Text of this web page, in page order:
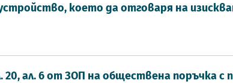
което да отговаря на
20, ал. 6 от ЗОП на обществена поръчка